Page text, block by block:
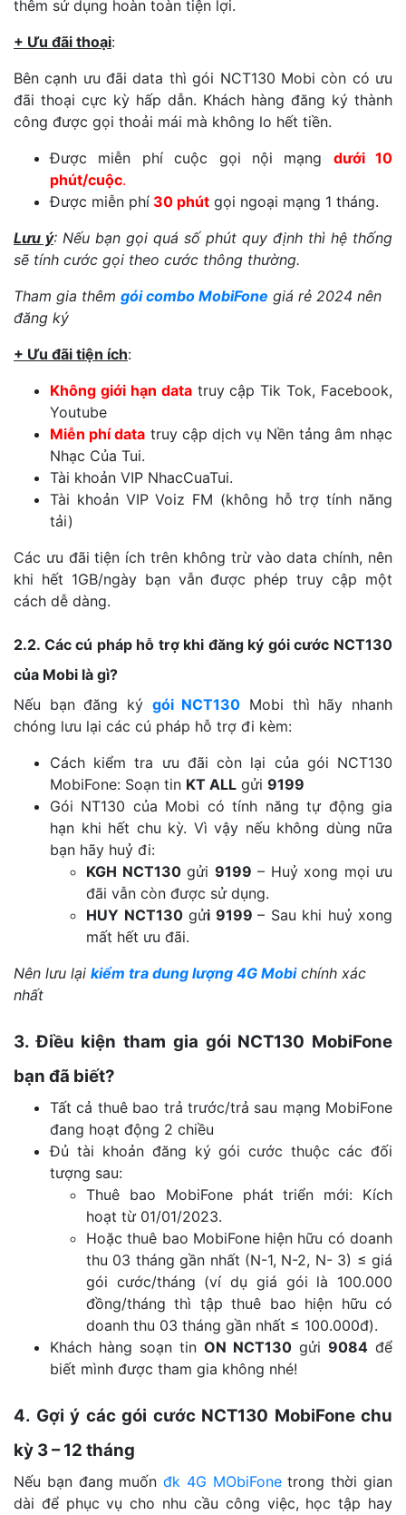
thêm sử dụng hoàn toàn tiện lợi.
+ Ưu đãi thoại:
Bên cạnh ưu đãi data thì gói NCT130 Mobi còn có ưu
đãi thoại cực kỳ hấp dẫn. Khách hàng đăng ký thành
công được gọi thoải mái mà không lo hết tiền.
Được miễn phí cuộc gọi nội mạng dưới 10
phút/cuộc.
Được miễn phí 30 phút gọi ngoại mạng 1 tháng.
Lưu ý: Nếu bạn gọi quá số phút quy định thì hệ thống
sẽ tính cước gọi theo cước thông thường.
Tham gia thêm gói combo MobiFone giá rẻ 2024 nên
đăng ký
+ Ưu đãi tiện ích:
Không giới hạn data truy cập Tik Tok, Facebook,
Youtube
Miễn phí data truy cập dịch vụ Nền tảng âm nhạc
Nhạc Của Tui.
Tài khoản VIP NhacCuaTui.
Tài khoản VIP Voiz FM (không hỗ trợ tính năng
tải)
Các ưu đãi tiện ích trên không trừ vào data chính, nên
khi hết 1GB/ngày bạn vẫn được phép truy cập một
cách dễ dàng.
2.2. Các cú pháp hỗ trợ khi đăng ký gói cước NCT130
của Mobi là gì?
Nếu bạn đăng ký gói NCT130 Mobi thì hãy nhanh
chóng lưu lại các cú pháp hỗ trợ đi kèm:
Cách kiểm tra ưu đãi còn lại của gói NCT130
MobiFone: Soạn tin KT ALL gửi 9199
Gói NT130 của Mobi có tính năng tự động gia
hạn khi hết chu kỳ. Vì vậy nếu không dùng nữa
bạn hãy huỷ đi:
KGH NCT130gửi 9199 – Huỷ xong mọi ưu
đãi vẫn còn được sử dụng.
HUY NCT130gửi 9199 – Sau khi huỷ xong
mất hết ưu đãi.
Nên lưu lại kiểm tra dung lượng 4G Mobichính xác
nhất
3. Điều kiện tham gia gói NCT130 MobiFone
bạn đã biết?
Tất cả thuê bao trả trước/trả sau mạng MobiFone
đang hoạt động 2 chiều
Đủ tài khoản đăng ký gói cước thuộc các đối
tượng sau:
Thuê bao MobiFone phát triển mới: Kích
hoạt từ 01/01/2023.
Hoặc thuê bao MobiFone hiện hữu có doanh
thu 03 tháng gần nhất (N-1, N-2, N- 3) ≤ giá
gói cước/tháng (ví dụ giá gói là 100.000
đồng/tháng thì tập thuê bao hiện hữu có
doanh thu 03 tháng gần nhất ≤ 100.000đ).
Khách hàng soạn tin ON NCT130 gửi 9084 để
biết mình được tham gia không nhé!
4. Gợi ý các gói cước NCT130 MobiFone chu
kỳ 3 – 12 tháng
Nếu bạn đang muốnđk 4G MObiFonetrong thời gian
dài để phục vụ cho nhu cầu công việc, học tập hay